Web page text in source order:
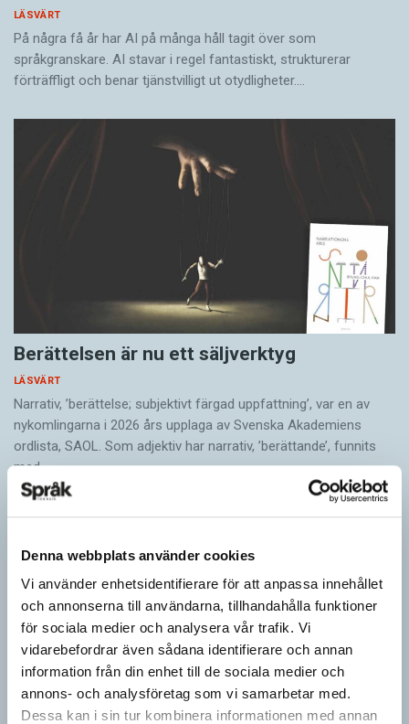
Denna webbplats använder cookies
Vi använder enhetsidentifierare för att anpassa innehållet
och annonserna till användarna, tillhandahålla funktioner
för sociala medier och analysera vår trafik. Vi
vidarebefordrar även sådana identifierare och annan
information från din enhet till de sociala medier och
annons- och analysföretag som vi samarbetar med.
Dessa kan i sin tur kombinera informationen med annan
LÄSVÄRT
På några få år har AI på många håll tagit över som
språkgranskare. AI stavar i regel fantastiskt, strukturerar
förträffligt och benar tjänstvilligt ut otydligheter.…
Berättelsen är nu ett säljverktyg
LÄSVÄRT
Narrativ, ’berättelse; subjektivt färgad uppfattning’, var en av
nykomlingarna i 2026 års upplaga av Svenska Akademiens
ordlista, SAOL. Som adjektiv har narrativ, ’berättande’, funnits
med…